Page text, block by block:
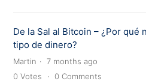
De la Sal al Bitcoin – ¿Por qué
tipo de dinero?
Martin
7 months ago
0 Votes 0 Comments